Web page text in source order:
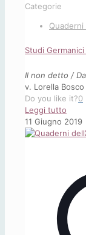
Categorie
Quaderni
Studi
Il non detto /
v. Lorella
Do you like it?0
Leggi tutto
Studi
3
(2020)
11 Giugno 2019